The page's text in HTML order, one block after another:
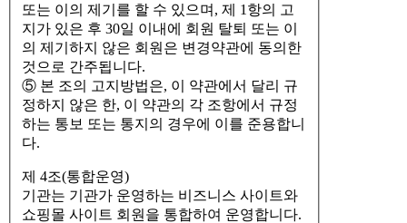
또는 이의 제기를 할 수 있으며, 제 1항의 고
지가 있은 후 30일 이내에 회원 탈퇴 또는 이
의 제기하지 않은 회원은 변경약관에 동의한
것으로 간주됩니다.
⑤ 본 조의 고지방법은, 이 약관에서 달리 규
정하지 않은 한, 이 약관의 각 조항에서 규정
하는 통보 또는 통지의 경우에 이를 준용합니
다.
제 4조(통합운영)
기관는 기관가 운영하는 비즈니스 사이트와
쇼핑몰 사이트 회원을 통합하여 운영합니다.